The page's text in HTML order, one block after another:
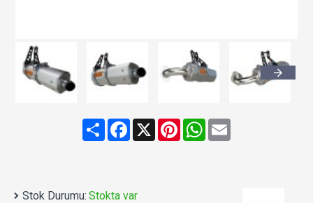
ShareFacebook
X PinterestWhatsApp
Email
Stok Durumu: Stokta var